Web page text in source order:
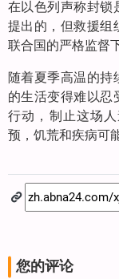
在以色列声称封锁
提出的，但救援组
联合国的严格监督
随着夏季高温的持
的生活变得难以忍
行动，制止这场
预，饥荒和疾病可
您的评论